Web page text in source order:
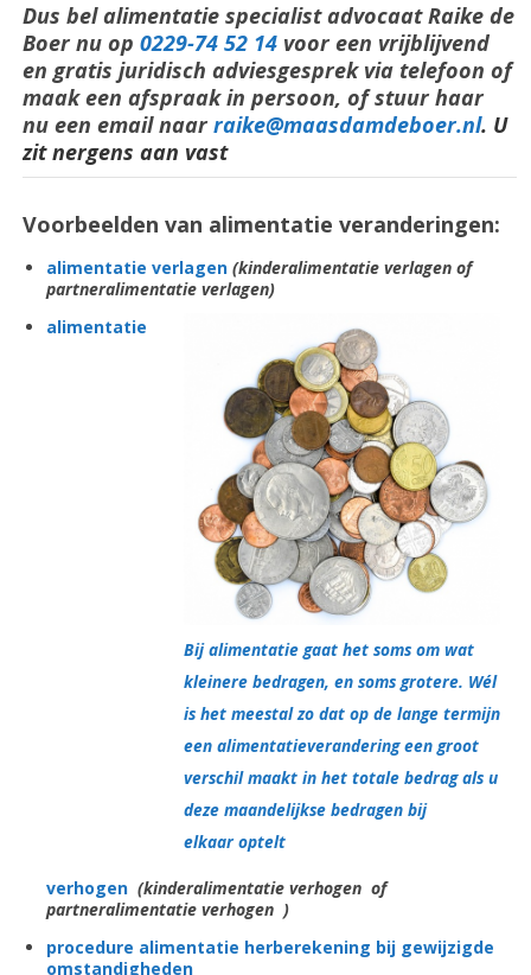
Dus bel alimentatie specialist advocaat Raike de
Boer nu op 0229-74 52 14 voor een vrijblijvend
en gratis juridisch adviesgesprek via telefoon of
maak een afspraak in persoon, of stuur haar
nu een email naar raike@maasdamdeboer.nl. U
zit nergens aan vast
Voorbeelden van alimentatie veranderingen:
alimentatie verlagen (kinderalimentatie verlagen of
partneralimentatie verlagen)
Bij alimentatie gaat het soms om wat
kleinere bedragen, en soms grotere. Wél
is het meestal zo dat op de lange termijn
een alimentatieverandering een groot
verschil maakt in het totale bedrag als u
deze maandelijkse bedragen bij
elkaar optelt
alimentatie
verhogen (kinderalimentatie verhogen of
partneralimentatie verhogen )
procedure alimentatie herberekening bij gewijzigde
omstandigheden